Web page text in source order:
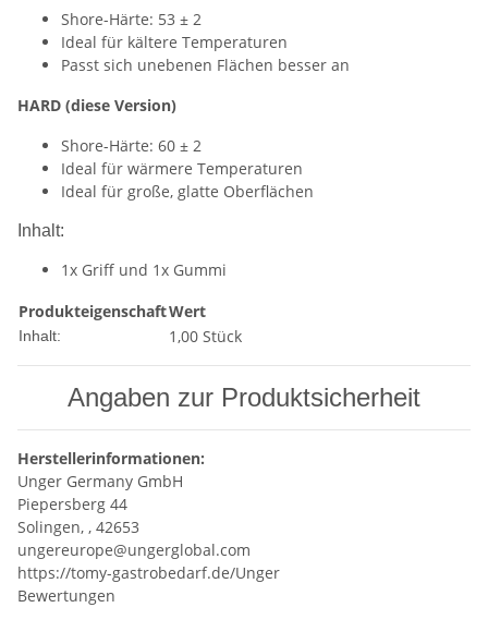
Shore-Härte: 53 ± 2
Ideal für kältere Temperaturen
Passt sich unebenen Flächen besser an
HARD (diese Version)
Shore-Härte: 60 ± 2
Ideal für wärmere Temperaturen
Ideal für große, glatte Oberflächen
Inhalt:
1x Griff und 1x Gummi
ProdukteigenschaftWert
Inhalt: 1,00 Stück
Angaben zur Produktsicherheit
Herstellerinformationen:
Unger Germany GmbH
Piepersberg 44
Solingen, , 42653
ungereurope@ungerglobal.com
https://tomy-gastrobedarf.de/Unger
Bewertungen